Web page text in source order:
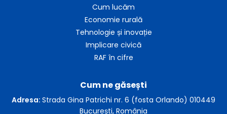
Cum lucăm
Economie rurală
Tehnologie și inovație
Implicare civică
RAF în cifre
Cum ne găsești
Adresa: Strada Gina Patrichi nr. 6 (fosta Orlando) 010449
București, România